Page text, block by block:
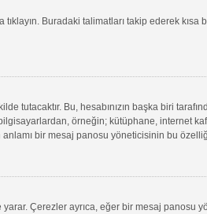
tıklayın. Buradaki talimatları takip ederek
Bu, hesabınızın başka biri
örneğin; kütüphane, internet
bir mesaj panosu yöneticisinin bu özelliği
Çerezler ayrıca, eğer bir mesaj panosu